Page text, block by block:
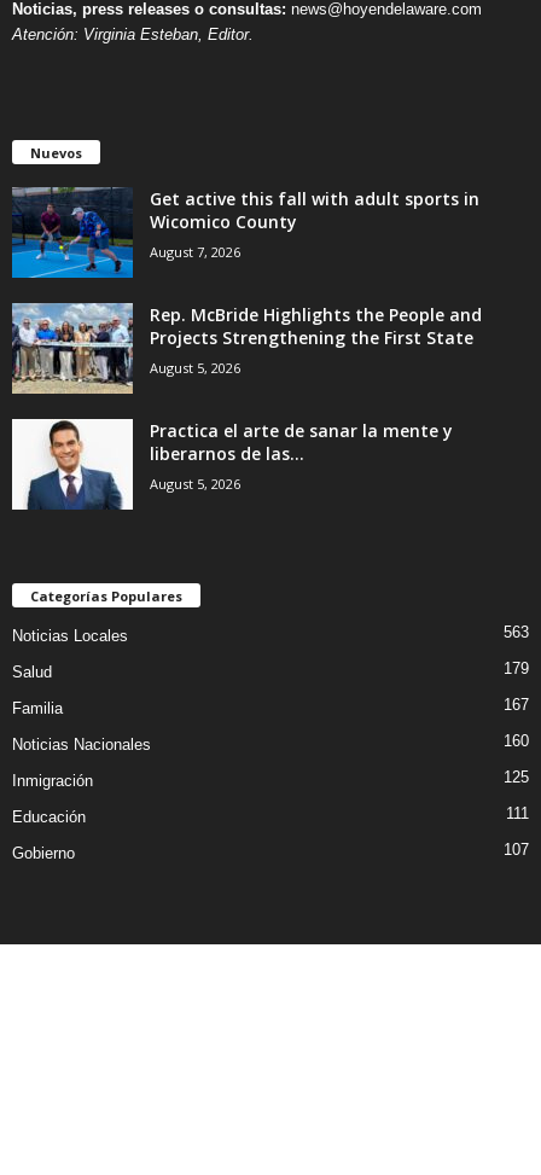
Noticias, press releases o consultas: news@hoyendelaware.com
Atención: Virginia Esteban, Editor.
Nuevos
Get active this fall with adult sports in
Wicomico County
August 7, 2026
Rep. McBride Highlights the People and
Projects Strengthening the First State
August 5, 2026
Practica el arte de sanar la mente y
liberarnos de las...
August 5, 2026
Categorías Populares
Noticias Locales 563
Salud 179
Familia 167
Noticias Nacionales 160
Inmigración 125
Educación 111
Gobierno 107